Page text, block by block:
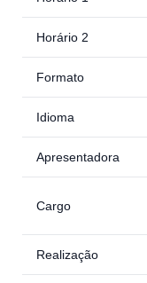
Horário 2
Formato
Idioma
Apresentadora
Cargo
Realização